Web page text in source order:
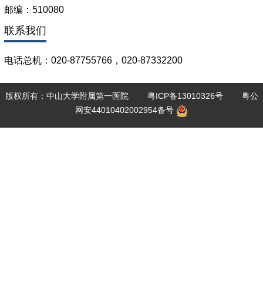
邮编：510080
联系我们
电话总机：020-87755766，020-87332200
版权所有：中山大学附属第一医院 粤ICP备13010326号粤公
网安44010402002954备号